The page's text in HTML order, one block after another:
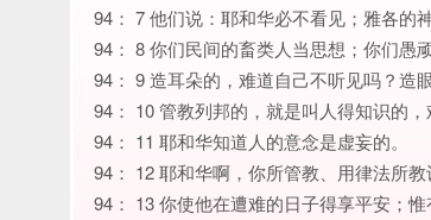
94： 7 他们说：耶和华必不看见；雅各的神
94： 8 你们民间的畜类人当思想；你们愚
94： 9 造耳朵的，难道自己不听见吗？造
94： 10 管教列邦的，就是叫人得知识的
94： 11 耶和华知道人的意念是虚妄的。
94： 12 耶和华啊，你所管教、用律法所教
94： 13 你使他在遭难的日子得享平安；惟